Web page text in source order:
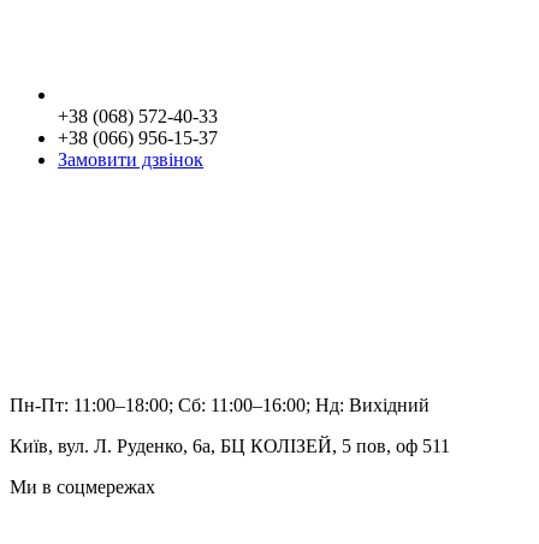
+38 (068) 572-40-33
+38 (066) 956-15-37
Замовити дзвінок
Пн-Пт: 11:00–18:00; Сб: 11:00–16:00; Нд: Вихідний
Київ, вул. Л. Руденко, 6а, БЦ КОЛІЗЕЙ, 5 пов, оф 511
Ми в соцмережах